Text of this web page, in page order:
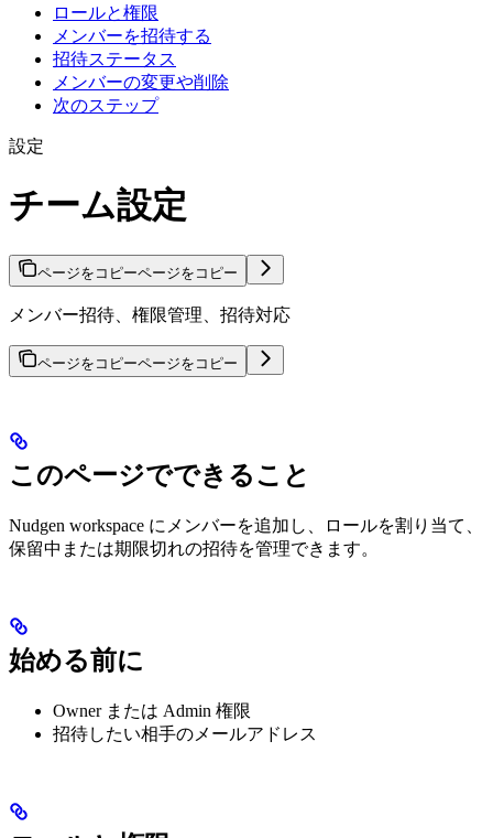
ロールと権限
メンバーを招待する
招待ステータス
メンバーの変更や削除
次のステップ
設定
チーム設定
ページをコピーページをコピー
メンバー招待、権限管理、招待対応
ページをコピーページをコピー
このページでできること
Nudgen workspace にメンバーを追加し、ロールを割り当て、
保留中または期限切れの招待を管理できます。
始める前に
Owner または Admin 権限
招待したい相手のメールアドレス